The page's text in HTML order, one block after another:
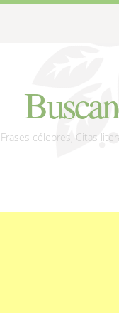
Frases célebres, Citas